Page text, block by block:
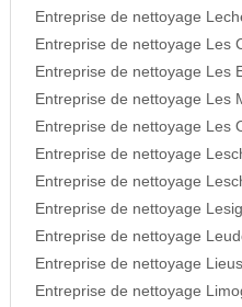
Entreprise de nettoyage
Entreprise de nettoyage Les
Entreprise de nettoyage Les
Entreprise de nettoyage Les
Entreprise de nettoyage Les
Entreprise de nettoyage
Entreprise de nettoyage
Entreprise de nettoyage
Entreprise de nettoyage
Entreprise de nettoyage
Entreprise de nettoyage